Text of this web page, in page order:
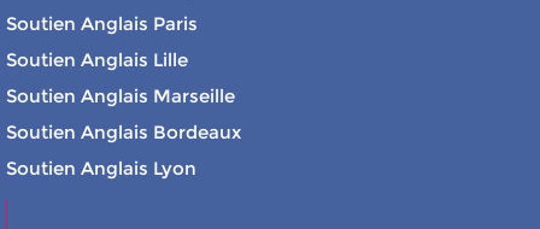
Soutien Anglais Paris
Soutien Anglais Lille
Soutien Anglais Marseille
Soutien Anglais Bordeaux
Soutien Anglais Lyon